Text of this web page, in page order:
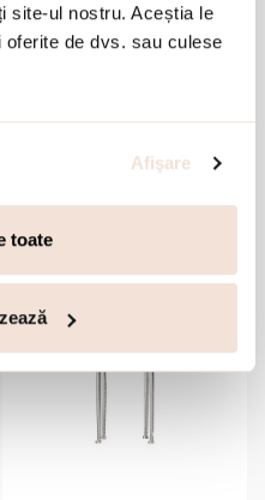
site-ul nostru. Aceștia le
de dvs. sau culese
Afişare
toate
colectie: